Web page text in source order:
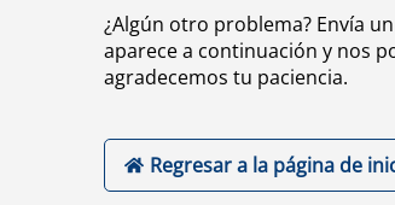
¿Algún otro problema? Envía
aparece a continuación y nos
agradecemos tu paciencia.
Regresar a la página de